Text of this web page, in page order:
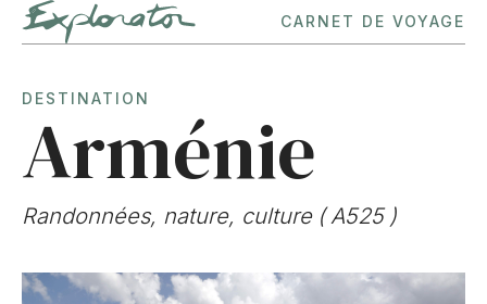
CARNET DE VOYAGE
DESTINATION
Arménie
Randonnées, nature, culture ( A525 )